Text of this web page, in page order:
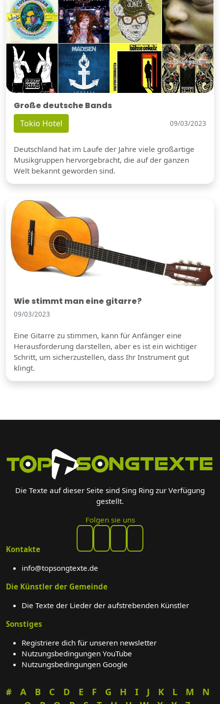
Große deutsche Bands
Tokio Hotel 09/03/2023
Deutschland hat im Laufe der Jahre viele großartige
Musikgruppen hervorgebracht, die auf der ganzen
Welt bekannt geworden sind.
Wie stimmt man eine gitarre?
09/03/2023
Eine Gitarre zu stimmen, kann für Anfänger eine
Herausforderung darstellen, aber es ist ein wichtiger
Schritt, um sicherzustellen, dass Ihr Instrument gut
klingt.
Die Texte auf dieser Seite sind Sing Ring zur Verfügung
gestellt.
Folgen sie uns
Kontakte
info@topsongtexte.de
Die Künstler der Gemeinde
Die Texte der Lieder der aufstrebenden Künstler
Sonstiges
Registriere dich für unseren newsletter
Nutzungsbedingungen YouTube
Nutzungsbedingungen Google
# A B C D E F G H I J K L M
N